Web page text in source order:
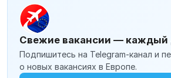
Свежие вакансии — каждый
Подпишитесь на Telegram-канал и
о новых вакансиях в Европе.